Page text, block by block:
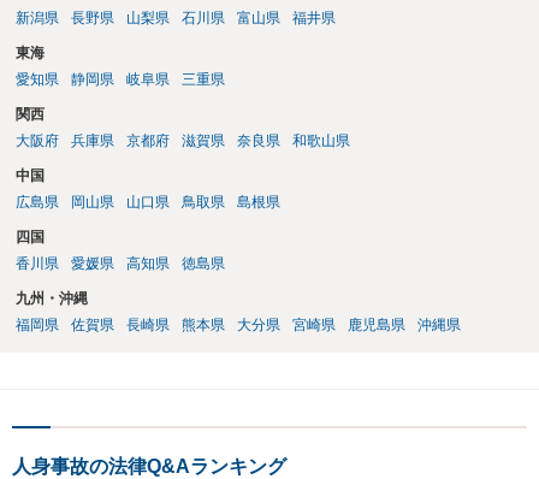
新潟県
長野県 山梨県 石川県 富山県 福井県
東海
愛知県
静岡県 岐阜県 三重県
関西
大阪府
兵庫県 京都府 滋賀県 奈良県 和歌山県
中国
広島県
岡山県 山口県 鳥取県 島根県
四国
香川県
愛媛県 高知県 徳島県
九州・沖縄
福岡県
佐賀県 長崎県 熊本県 大分県 宮崎県 鹿児島県 沖縄県
人身事故の法律Q&Aランキング